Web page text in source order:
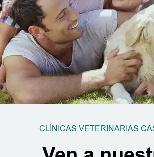
CLÍNICAS VETERINARIAS